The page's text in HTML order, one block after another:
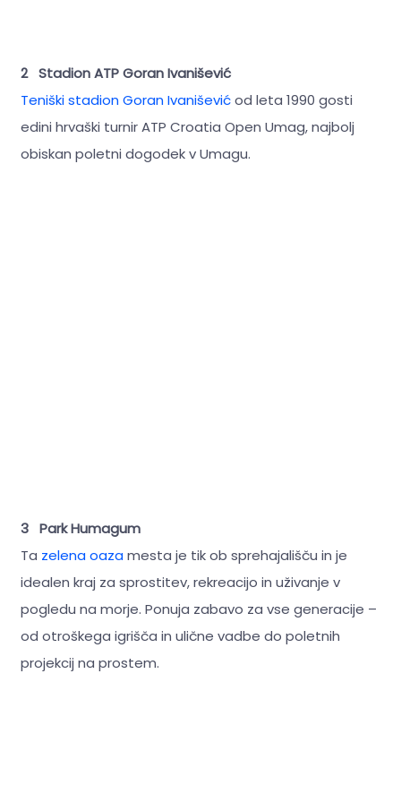
2 Stadion ATP Goran Ivanišević
Teniški stadion Goran Ivaniševićod leta 1990 gosti
edini hrvaški turnir ATP Croatia Open Umag, najbolj
obiskan poletni dogodek v Umagu.
3 Park Humagum
Ta zelena oazamesta je tik ob sprehajališču in je
idealen kraj za sprostitev, rekreacijo in uživanje v
pogledu na morje. Ponuja zabavo za vse generacije –
od otroškega igrišča in ulične vadbe do poletnih
projekcij na prostem.